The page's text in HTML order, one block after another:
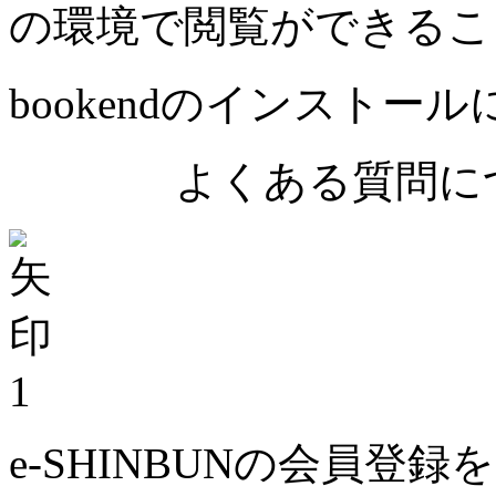
の環境で閲覧ができる
bookendのインストール
よくある質問に
1
e-SHINBUNの会員登録